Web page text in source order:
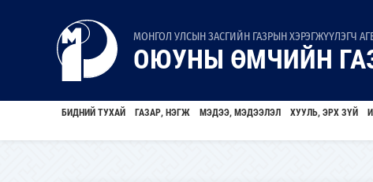
МОНГОЛ УЛСЫН ЗАСГИЙН ГАЗРЫН ХЭРЭГЖҮҮЛЭГЧ
ОЮУНЫ ӨМЧИЙН
БИДНИЙ ТУХАЙ ГАЗАР, НЭГЖ МЭДЭЭ, МЭДЭЭЛЭЛ ХУУЛЬ, ЭРХ ЗҮЙ